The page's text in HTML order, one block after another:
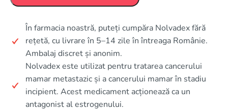
În farmacia noastră, puteți cumpăra Nolvadex fără
rețetă, cu livrare în 5–14 zile în întreaga Românie.
Ambalaj discret și anonim.
Nolvadex este utilizat pentru tratarea cancerului
mamar metastazic și a cancerului mamar în stadiu
incipient. Acest medicament acționează ca un
antagonist al estrogenului.